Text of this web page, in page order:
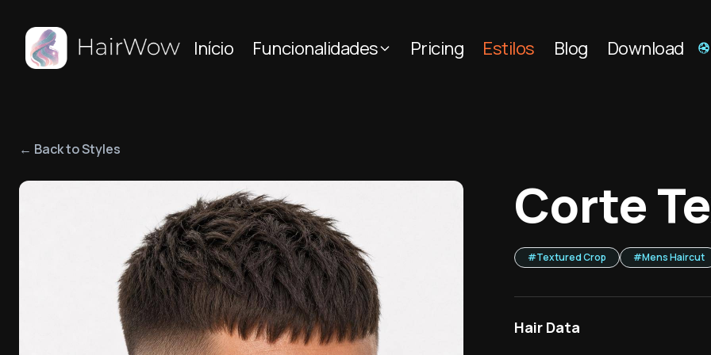
Início Funcionalidades Pricing Estilos Blog Download
← Back to Styles
Corte
#Textured Crop #Mens Haircut
Hair Data